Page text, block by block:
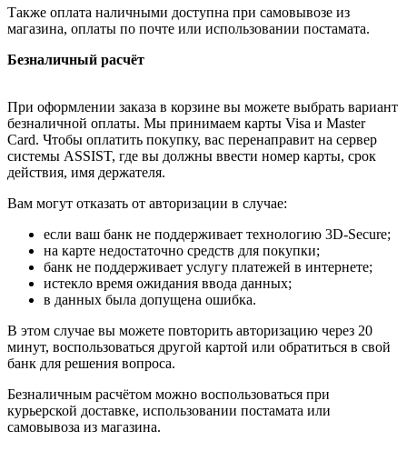
Также оплата наличными доступна при самовывозе из
магазина, оплаты по почте или использовании постамата.
Безналичный расчёт
При оформлении заказа в корзине вы можете выбрать вариант
безналичной оплаты. Мы принимаем карты Visa и Master
Card. Чтобы оплатить покупку, вас перенаправит на сервер
системы ASSIST, где вы должны ввести номер карты, срок
действия, имя держателя.
Вам могут отказать от авторизации в случае:
если ваш банк не поддерживает технологию 3D-Secure;
на карте недостаточно средств для покупки;
банк не поддерживает услугу платежей в интернете;
истекло время ожидания ввода данных;
в данных была допущена ошибка.
В этом случае вы можете повторить авторизацию через 20
минут, воспользоваться другой картой или обратиться в свой
банк для решения вопроса.
Безналичным расчётом можно воспользоваться при
курьерской доставке, использовании постамата или
самовывоза из магазина.